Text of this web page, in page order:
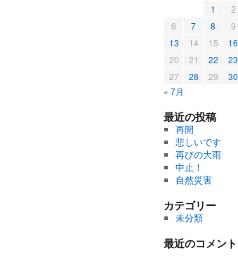
« 7月
1 2
6
7 8 9
13
14 15 16
20
21 22 23
27
28 29 30
最近の投稿
再開
悲しいです
再びの大雨
中止！
自然災害
カテゴリー
未分類
最近のコメント